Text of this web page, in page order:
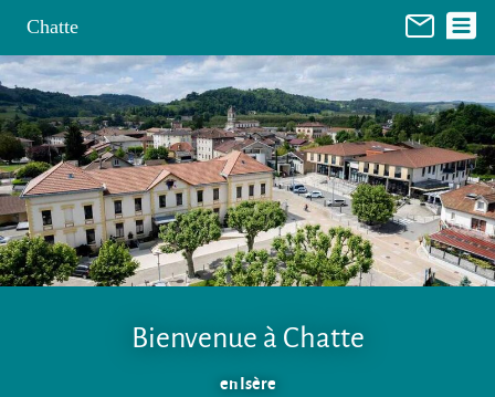
Chatte
Bienvenue à Chatte
en Isère